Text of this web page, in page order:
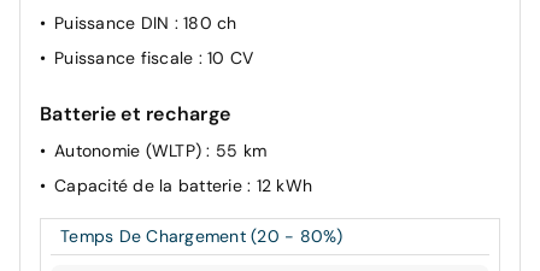
Puissance DIN : 180 ch
Puissance fiscale : 10 CV
Batterie et recharge
Autonomie (WLTP): 55 km
Capacité de la batterie : 12 kWh
Temps De Chargement (20 - 80%)